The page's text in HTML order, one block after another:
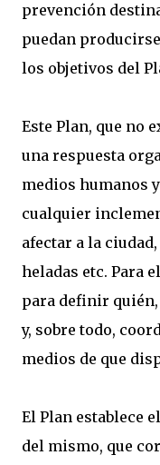
prevención
puedan
los objetivos del
Este Plan, que no
una respuesta
medios humanos
cualquier
afectar a la
heladas etc. Para
para definir quién,
y, sobre todo,
medios de que
El Plan establece
del mismo, que